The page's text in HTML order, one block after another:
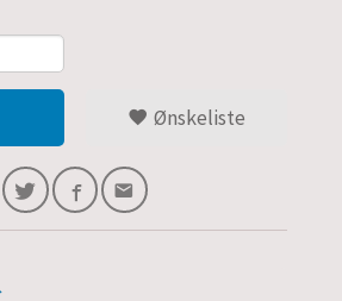
Ønskeliste